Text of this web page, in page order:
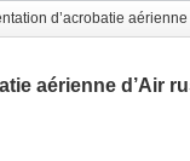
d’acrobatie
aérienne d’Air